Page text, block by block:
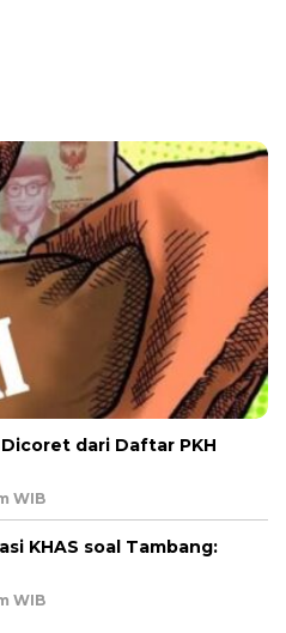
dari Daftar PKH
WIB
KHAS soal Tambang:
WIB